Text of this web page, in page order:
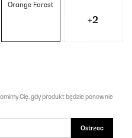
Orange Forest
+2
Cię, gdy produkt będzie ponownie
Ostrzec